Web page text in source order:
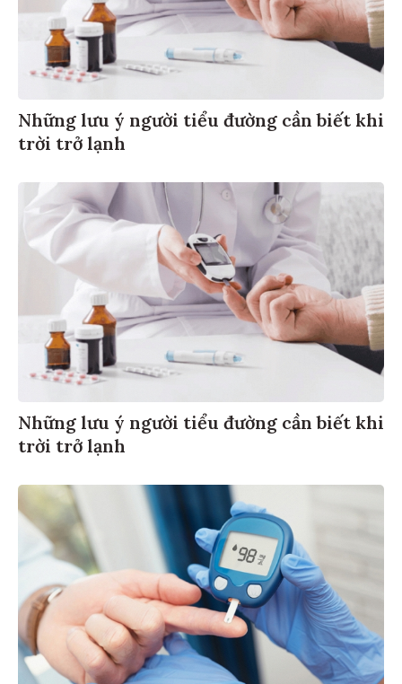
Những lưu ý người tiểu đường cần biết khi
trời trở lạnh
Những lưu ý người tiểu đường cần biết khi
trời trở lạnh